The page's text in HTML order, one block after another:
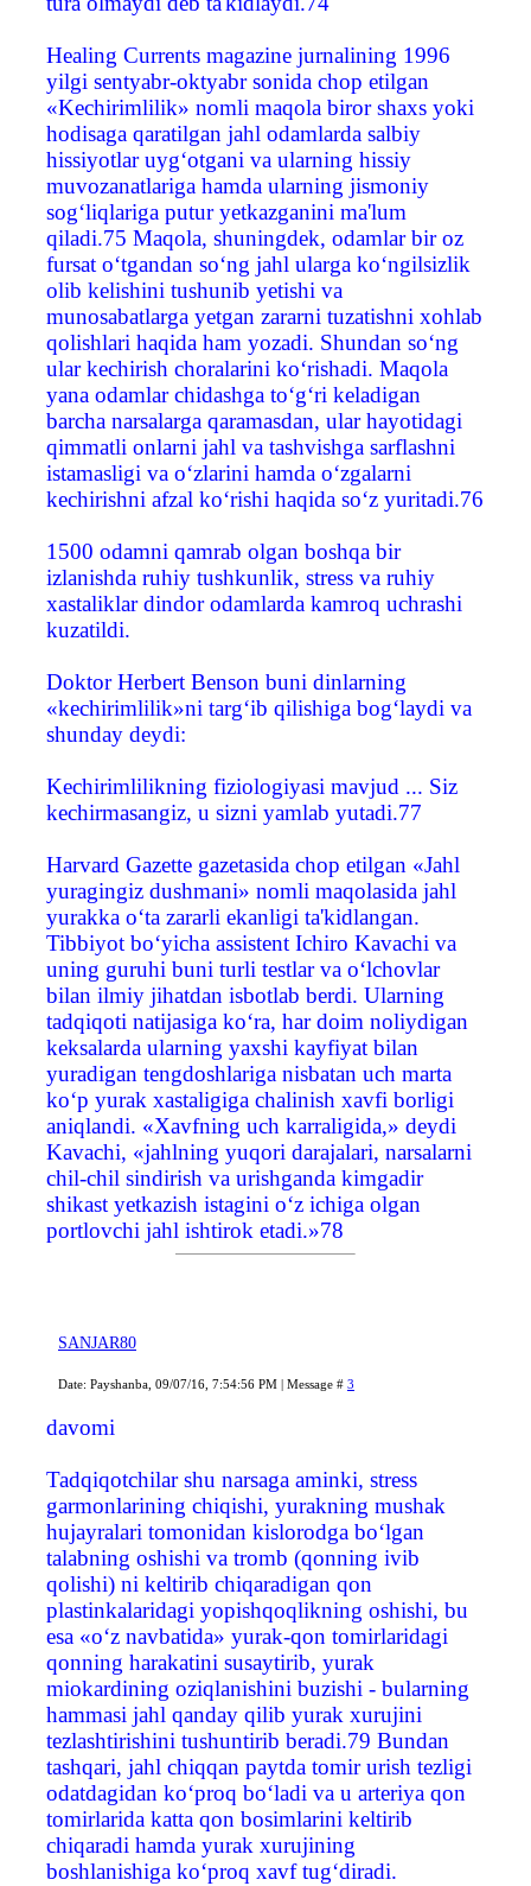
Healing Currents magazine jurnalining 1996
yilgi sentyabr-oktyabr sonida chop etilgan
«Kechirimlilik» nomli maqola biror shaxs yoki
hodisaga qaratilgan jahl odamlarda salbiy
hissiyotlar uyg‘otgani va ularning hissiy
muvozanatlariga hamda ularning jismoniy
sog‘liqlariga putur yetkazganini ma'lum
qiladi.75 Maqola, shuningdek, odamlar bir oz
fursat o‘tgandan so‘ng jahl ularga ko‘ngilsizlik
olib kelishini tushunib yetishi va
munosabatlarga yetgan zararni tuzatishni xohlab
qolishlari haqida ham yozadi. Shundan so‘ng
ular kechirish choralarini ko‘rishadi. Maqola
yana odamlar chidashga to‘g‘ri keladigan
barcha narsalarga qaramasdan, ular hayotidagi
qimmatli onlarni jahl va tashvishga sarflashni
istamasligi va o‘zlarini hamda o‘zgalarni
kechirishni afzal ko‘rishi haqida so‘z yuritadi.76
1500 odamni qamrab olgan boshqa bir
izlanishda ruhiy tushkunlik, stress va ruhiy
xastaliklar dindor odamlarda kamroq uchrashi
kuzatildi.
Doktor Herbert Benson buni dinlarning
«kechirimlilik»ni targ‘ib qilishiga bog‘laydi va
shunday deydi:
Kechirimlilikning fiziologiyasi mavjud ... Siz
kechirmasangiz, u sizni yamlab yutadi.77
Harvard Gazette gazetasida chop etilgan «Jahl
yuragingiz dushmani» nomli maqolasida jahl
yurakka o‘ta zararli ekanligi ta'kidlangan.
Tibbiyot bo‘yicha assistent Ichiro Kavachi va
uning guruhi buni turli testlar va o‘lchovlar
bilan ilmiy jihatdan isbotlab berdi. Ularning
tadqiqoti natijasiga ko‘ra, har doim noliydigan
keksalarda ularning yaxshi kayfiyat bilan
yuradigan tengdoshlariga nisbatan uch marta
ko‘p yurak xastaligiga chalinish xavfi borligi
aniqlandi. «Xavfning uch karraligida,» deydi
Kavachi, «jahlning yuqori darajalari, narsalarni
chil-chil sindirish va urishganda kimgadir
shikast yetkazish istagini o‘z ichiga olgan
portlovchi jahl ishtirok etadi.»78
SANJAR80
Date: Payshanba, 09/07/16, 7:54:56 PM | Message # 3
davomi
Tadqiqotchilar shu narsaga aminki, stress
garmonlarining chiqishi, yurakning mushak
hujayralari tomonidan kislorodga bo‘lgan
talabning oshishi va tromb (qonning ivib
qolishi) ni keltirib chiqaradigan qon
plastinkalaridagi yopishqoqlikning oshishi, bu
esa «o‘z navbatida» yurak-qon tomirlaridagi
qonning harakatini susaytirib, yurak
miokardining oziqlanishini buzishi - bularning
hammasi jahl qanday qilib yurak xurujini
tezlashtirishini tushuntirib beradi.79 Bundan
tashqari, jahl chiqqan paytda tomir urish tezligi
odatdagidan ko‘proq bo‘ladi va u arteriya qon
tomirlarida katta qon bosimlarini keltirib
chiqaradi hamda yurak xurujining
boshlanishiga ko‘proq xavf tug‘diradi.